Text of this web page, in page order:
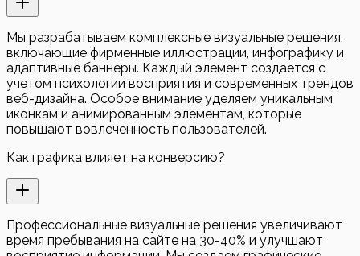
Мы разрабатываем комплексные визуальные решения,
включающие фирменные иллюстрации, инфографику и
адаптивные баннеры. Каждый элемент создается с
учетом психологии восприятия и современных трендов
веб-дизайна. Особое внимание уделяем уникальным
иконкам и анимированным элементам, которые
повышают вовлеченность пользователей.
Как графика влияет на конверсию?
Профессиональные визуальные решения увеличивают
время пребывания на сайте на 30-40% и улучшают